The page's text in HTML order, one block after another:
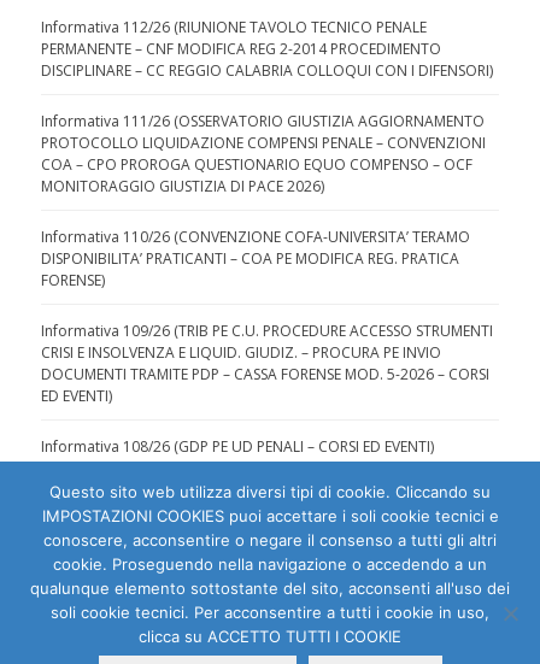
Informativa 112/26 (RIUNIONE TAVOLO TECNICO PENALE
PERMANENTE – CNF MODIFICA REG 2-2014 PROCEDIMENTO
DISCIPLINARE – CC REGGIO CALABRIA COLLOQUI CON I DIFENSORI)
Informativa 111/26 (OSSERVATORIO GIUSTIZIA AGGIORNAMENTO
PROTOCOLLO LIQUIDAZIONE COMPENSI PENALE – CONVENZIONI
COA – CPO PROROGA QUESTIONARIO EQUO COMPENSO – OCF
MONITORAGGIO GIUSTIZIA DI PACE 2026)
Informativa 110/26 (CONVENZIONE COFA-UNIVERSITA’ TERAMO
DISPONIBILITA’ PRATICANTI – COA PE MODIFICA REG. PRATICA
FORENSE)
Informativa 109/26 (TRIB PE C.U. PROCEDURE ACCESSO STRUMENTI
CRISI E INSOLVENZA E LIQUID. GIUDIZ. – PROCURA PE INVIO
DOCUMENTI TRAMITE PDP – CASSA FORENSE MOD. 5-2026 – CORSI
ED EVENTI)
Informativa 108/26 (GDP PE UD PENALI – CORSI ED EVENTI)
Ordine degli Avvocati di Pescara | C.F. 80007810684 |
Dichiarazione di accessibilità|Segnala problema di
Questo sito web utilizza diversi tipi di cookie. Cliccando su
IMPOSTAZIONI COOKIES puoi accettare i soli cookie tecnici e
conoscere, acconsentire o negare il consenso a tutti gli altri
cookie. Proseguendo nella navigazione o accedendo a un
qualunque elemento sottostante del sito, acconsenti all'uso dei
soli cookie tecnici. Per acconsentire a tutti i cookie in uso,
clicca su ACCETTO TUTTI I COOKIE